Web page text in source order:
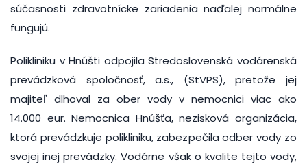
súčasnosti zdravotnícke zariadenia naďalej normálne
fungujú.
Polikliniku v Hnúšti odpojila Stredoslovenská vodárenská
prevádzková spoločnosť, a.s., (StVPS), pretože jej
majiteľ dlhoval za ober vody v nemocnici viac ako
14.000 eur. Nemocnica Hnúšťa, nezisková organizácia,
ktorá prevádzkuje polikliniku, zabezpečila odber vody zo
svojej inej prevádzky. Vodárne však o kvalite tejto vody,